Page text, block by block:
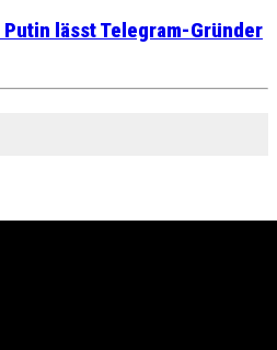
lässt Telegram-Gründer